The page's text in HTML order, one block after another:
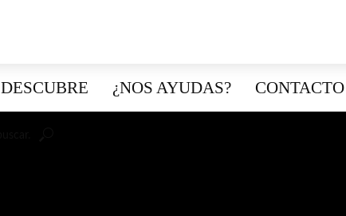
DESCUBRE ¿NOS AYUDAS? CONTACTO